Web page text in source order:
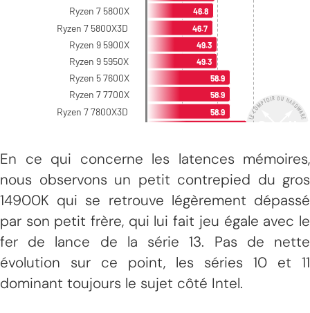
En ce qui concerne les latences mémoires,
nous observons un petit contrepied du gros
14900K qui se retrouve légèrement dépassé
par son petit frère, qui lui fait jeu égale avec le
fer de lance de la série 13. Pas de nette
évolution sur ce point, les séries 10 et 11
dominant toujours le sujet côté Intel.